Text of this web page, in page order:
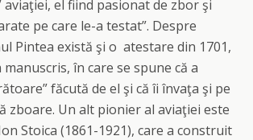
el fiind pasionat de zbor şi
pe care le-a testat”. Despre
Pintea există şi o atestare din 1701,
în care se spune că a
făcută de el şi că îi învaţa şi pe
zboare. Un alt pionier al aviaţiei este
Stoica (1861-1921), care a construit